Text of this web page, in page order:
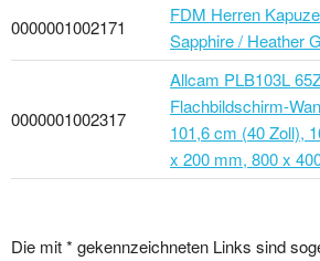
0000001002171
FDM Herren
Sapphire / Heather
0000001002317
Allcam PLB103L
Flachbildschirm-
101,6 cm (40 Zoll),
x 200 mm, 800 x
Die mit * gekennzeichneten Links sind